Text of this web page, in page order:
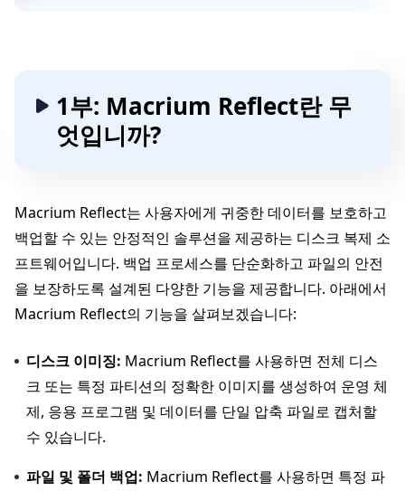
1부: Macrium Reflect란 무
엇입니까?
Macrium Reflect는 사용자에게 귀중한 데이터를 보호하고
백업할 수 있는 안정적인 솔루션을 제공하는 디스크 복제 소
프트웨어입니다. 백업 프로세스를 단순화하고 파일의 안전
을 보장하도록 설계된 다양한 기능을 제공합니다. 아래에서
Macrium Reflect의 기능을 살펴보겠습니다:
디스크 이미징: Macrium Reflect를 사용하면 전체 디스
크 또는 특정 파티션의 정확한 이미지를 생성하여 운영 체
제, 응용 프로그램 및 데이터를 단일 압축 파일로 캡처할
수 있습니다.
파일 및 폴더 백업: Macrium Reflect를 사용하면 특정 파